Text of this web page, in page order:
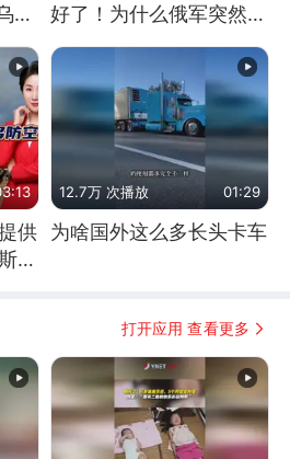
克
好了！为什么俄军突然强
供
抓
12.7万 次播放 01:29
为啥国外这么多长头卡车
打开应用 查看更多